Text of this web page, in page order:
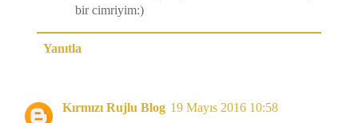
bir cimriyim:)
Yanıtla
Kırmızı Rujlu Blog 19 Mayıs 2016 10:58